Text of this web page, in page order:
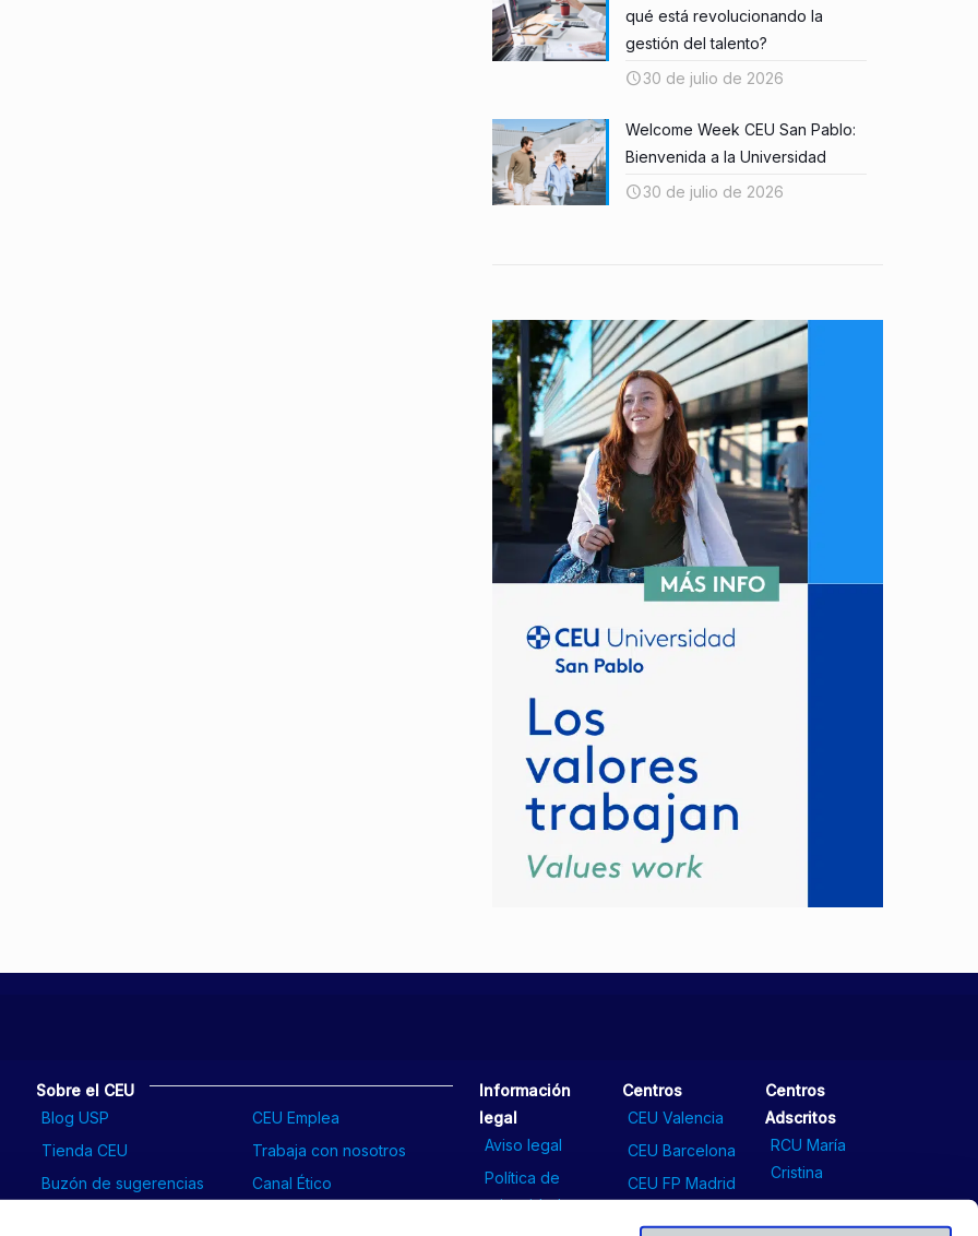
qué está revolucionando la
gestión del talento?
30 de julio de 2026
Welcome Week CEU San Pablo:
Bienvenida a la Universidad
30 de julio de 2026
Sobre el CEU
Blog USP
CEU Emplea
Tienda CEU
Trabaja con nosotros
Buzón de sugerencias
Canal Ético
Información
legal
Aviso legal
Política de
privacidad
Centros
CEU Valencia
CEU Barcelona
CEU FP Madrid
Centros
Adscritos
RCU María
Cristina